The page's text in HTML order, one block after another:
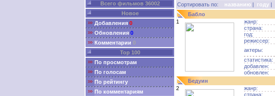
Всего фильмов 36002
Новое
Добавления 0
Обновления 0
Комментарии 0
Top 100
По просмотрам
По голосам
По рейтингу
По комментариям
Сортировать по: названию | году |
Бабло
1
жанр:
страна:
год:
режиссер:
актеры:
статистика:
добавлен:
обновлен:
Бедуин
2
жанр:
страна: